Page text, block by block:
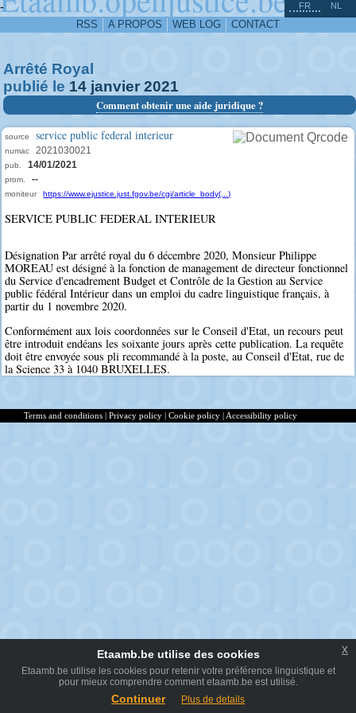
-
RSS A PROPOS WEB LOG CONTACT
FR NL
Arrêté Royal
publié le 14 janvier 2021
Comment obtenir une aide juridique ?
source service public federal interieur
numac 2021030021
pub. 14/01/2021
prom. --
moniteur https://www.ejustice.just.fgov.be/cgi/article_body(...)
SERVICE PUBLIC FEDERAL INTERIEUR
Désignation Par arrêté royal du 6 décembre 2020, Monsieur Philippe
MOREAU est désigné à la fonction de management de directeur fonctionnel
du Service d'encadrement Budget et Contrôle de la Gestion au Service
public fédéral Intérieur dans un emploi du cadre linguistique français, à
partir du 1 novembre 2020.
Conformément aux lois coordonnées sur le Conseil d'Etat, un recours peut
être introduit endéans les soixante jours après cette publication. La requête
doit être envoyée sous pli recommandé à la poste, au Conseil d'Etat, rue de
la Science 33 à 1040 BRUXELLES.
^
Terms and conditions | Privacy policy | Cookie policy | Accessibility policy
Etaamb.be utilise des cookies
Etaamb.be utilise les cookies pour retenir votre préférence linguistique et
pour mieux comprendre comment etaamb.be est utilisé.
Continuer Plus de details
x